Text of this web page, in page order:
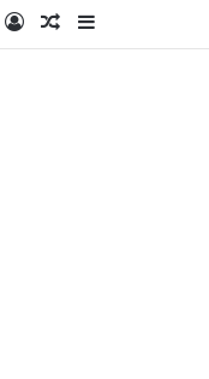
Log InArtigo Aleatório
Sidebar